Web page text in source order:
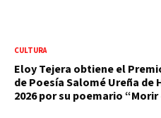
CULTURA
Eloy Tejera obtiene el
de Poesía Salomé Ureña de
2026 por su poemario “Morir